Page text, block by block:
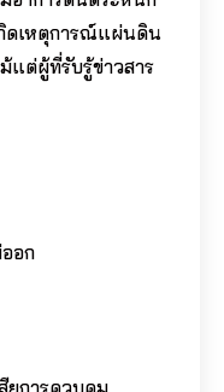
ดเหตุการณ์แผ่นดิน
แต่ผู้ที่รับรู้ข่าวสาร
อก